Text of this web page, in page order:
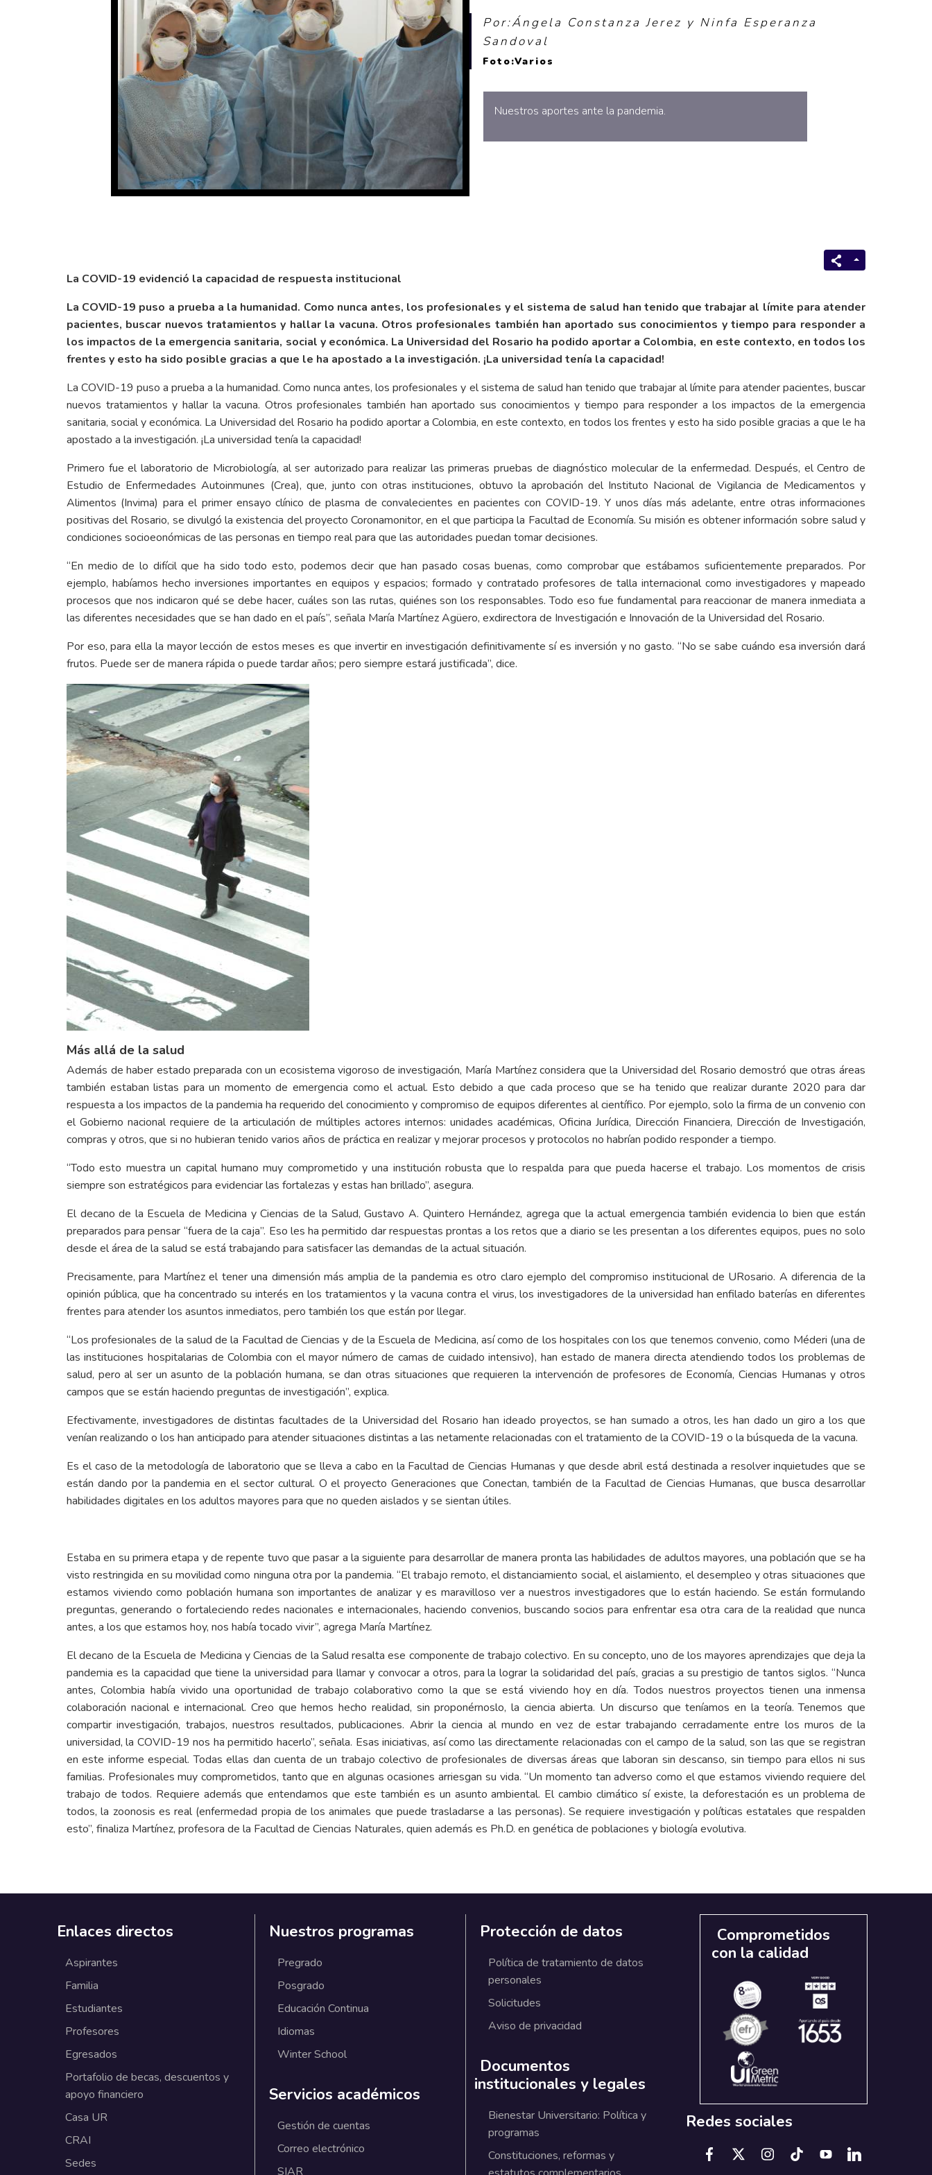
Por:Ángela Constanza Jerez y Ninfa Esperanza
Sandoval
Foto:Varios
Nuestros aportes ante la pandemia.
La COVID-19 evidenció la capacidad de respuesta institucional
La COVID-19 puso a prueba a la humanidad. Como nunca antes, los profesionales y el sistema de salud han tenido que trabajar al límite para atender
pacientes, buscar nuevos tratamientos y hallar la vacuna. Otros profesionales también han aportado sus conocimientos y tiempo para responder a
los impactos de la emergencia sanitaria, social y económica. La Universidad del Rosario ha podido aportar a Colombia, en este contexto, en todos los
frentes y esto ha sido posible gracias a que le ha apostado a la investigación. ¡La universidad tenía la capacidad!
La COVID-19 puso a prueba a la humanidad. Como nunca antes, los profesionales y el sistema de salud han tenido que trabajar al límite para atender pacientes, buscar
nuevos tratamientos y hallar la vacuna. Otros profesionales también han aportado sus conocimientos y tiempo para responder a los impactos de la emergencia
sanitaria, social y económica. La Universidad del Rosario ha podido aportar a Colombia, en este contexto, en todos los frentes y esto ha sido posible gracias a que le ha
apostado a la investigación. ¡La universidad tenía la capacidad!
Primero fue el laboratorio de Microbiología, al ser autorizado para realizar las primeras pruebas de diagnóstico molecular de la enfermedad. Después, el Centro de
Estudio de Enfermedades Autoinmunes (Crea), que, junto con otras instituciones, obtuvo la aprobación del Instituto Nacional de Vigilancia de Medicamentos y
Alimentos (Invima) para el primer ensayo clínico de plasma de convalecientes en pacientes con COVID-19. Y unos días más adelante, entre otras informaciones
positivas del Rosario, se divulgó la existencia del proyecto Coronamonitor, en el que participa la Facultad de Economía. Su misión es obtener información sobre salud y
condiciones socioeonómicas de las personas en tiempo real para que las autoridades puedan tomar decisiones.
“En medio de lo difícil que ha sido todo esto, podemos decir que han pasado cosas buenas, como comprobar que estábamos suficientemente preparados. Por
ejemplo, habíamos hecho inversiones importantes en equipos y espacios; formado y contratado profesores de talla internacional como investigadores y mapeado
procesos que nos indicaron qué se debe hacer, cuáles son las rutas, quiénes son los responsables. Todo eso fue fundamental para reaccionar de manera inmediata a
las diferentes necesidades que se han dado en el país”, señala María Martínez Agüero, exdirectora de Investigación e Innovación de la Universidad del Rosario.
Por eso, para ella la mayor lección de estos meses es que invertir en investigación definitivamente sí es inversión y no gasto. “No se sabe cuándo esa inversión dará
frutos. Puede ser de manera rápida o puede tardar años; pero siempre estará justificada”, dice.
Más allá de la salud
Además de haber estado preparada con un ecosistema vigoroso de investigación, María Martínez considera que la Universidad del Rosario demostró que otras áreas
también estaban listas para un momento de emergencia como el actual. Esto debido a que cada proceso que se ha tenido que realizar durante 2020 para dar
respuesta a los impactos de la pandemia ha requerido del conocimiento y compromiso de equipos diferentes al científico. Por ejemplo, solo la firma de un convenio con
el Gobierno nacional requiere de la articulación de múltiples actores internos: unidades académicas, Oficina Jurídica, Dirección Financiera, Dirección de Investigación,
compras y otros, que si no hubieran tenido varios años de práctica en realizar y mejorar procesos y protocolos no habrían podido responder a tiempo.
“Todo esto muestra un capital humano muy comprometido y una institución robusta que lo respalda para que pueda hacerse el trabajo. Los momentos de crisis
siempre son estratégicos para evidenciar las fortalezas y estas han brillado”, asegura.
El decano de la Escuela de Medicina y Ciencias de la Salud, Gustavo A. Quintero Hernández, agrega que la actual emergencia también evidencia lo bien que están
preparados para pensar “fuera de la caja”. Eso les ha permitido dar respuestas prontas a los retos que a diario se les presentan a los diferentes equipos, pues no solo
desde el área de la salud se está trabajando para satisfacer las demandas de la actual situación.
Precisamente, para Martínez el tener una dimensión más amplia de la pandemia es otro claro ejemplo del compromiso institucional de URosario. A diferencia de la
opinión pública, que ha concentrado su interés en los tratamientos y la vacuna contra el virus, los investigadores de la universidad han enfilado baterías en diferentes
frentes para atender los asuntos inmediatos, pero también los que están por llegar.
“Los profesionales de la salud de la Facultad de Ciencias y de la Escuela de Medicina, así como de los hospitales con los que tenemos convenio, como Méderi (una de
las instituciones hospitalarias de Colombia con el mayor número de camas de cuidado intensivo), han estado de manera directa atendiendo todos los problemas de
salud, pero al ser un asunto de la población humana, se dan otras situaciones que requieren la intervención de profesores de Economía, Ciencias Humanas y otros
campos que se están haciendo preguntas de investigación”, explica.
Efectivamente, investigadores de distintas facultades de la Universidad del Rosario han ideado proyectos, se han sumado a otros, les han dado un giro a los que
venían realizando o los han anticipado para atender situaciones distintas a las netamente relacionadas con el tratamiento de la COVID-19 o la búsqueda de la vacuna.
Es el caso de la metodología de laboratorio que se lleva a cabo en la Facultad de Ciencias Humanas y que desde abril está destinada a resolver inquietudes que se
están dando por la pandemia en el sector cultural. O el proyecto Generaciones que Conectan, también de la Facultad de Ciencias Humanas, que busca desarrollar
habilidades digitales en los adultos mayores para que no queden aislados y se sientan útiles.
Estaba en su primera etapa y de repente tuvo que pasar a la siguiente para desarrollar de manera pronta las habilidades de adultos mayores, una población que se ha
visto restringida en su movilidad como ninguna otra por la pandemia. “El trabajo remoto, el distanciamiento social, el aislamiento, el desempleo y otras situaciones que
estamos viviendo como población humana son importantes de analizar y es maravilloso ver a nuestros investigadores que lo están haciendo. Se están formulando
preguntas, generando o fortaleciendo redes nacionales e internacionales, haciendo convenios, buscando socios para enfrentar esa otra cara de la realidad que nunca
antes, a los que estamos hoy, nos había tocado vivir”, agrega María Martínez.
El decano de la Escuela de Medicina y Ciencias de la Salud resalta ese componente de trabajo colectivo. En su concepto, uno de los mayores aprendizajes que deja la
pandemia es la capacidad que tiene la universidad para llamar y convocar a otros, para la lograr la solidaridad del país, gracias a su prestigio de tantos siglos. “Nunca
antes, Colombia había vivido una oportunidad de trabajo colaborativo como la que se está viviendo hoy en día. Todos nuestros proyectos tienen una inmensa
colaboración nacional e internacional. Creo que hemos hecho realidad, sin proponérnoslo, la ciencia abierta. Un discurso que teníamos en la teoría. Tenemos que
compartir investigación, trabajos, nuestros resultados, publicaciones. Abrir la ciencia al mundo en vez de estar trabajando cerradamente entre los muros de la
universidad, la COVID-19 nos ha permitido hacerlo”, señala. Esas iniciativas, así como las directamente relacionadas con el campo de la salud, son las que se registran
en este informe especial. Todas ellas dan cuenta de un trabajo colectivo de profesionales de diversas áreas que laboran sin descanso, sin tiempo para ellos ni sus
familias. Profesionales muy comprometidos, tanto que en algunas ocasiones arriesgan su vida. “Un momento tan adverso como el que estamos viviendo requiere del
trabajo de todos. Requiere además que entendamos que este también es un asunto ambiental. El cambio climático sí existe, la deforestación es un problema de
todos, la zoonosis es real (enfermedad propia de los animales que puede trasladarse a las personas). Se requiere investigación y políticas estatales que respalden
esto”, finaliza Martínez, profesora de la Facultad de Ciencias Naturales, quien además es Ph.D. en genética de poblaciones y biología evolutiva.
Enlaces directos
Aspirantes
Familia
Estudiantes
Profesores
Egresados
Portafolio de becas, descuentos y
apoyo financiero
Casa UR
CRAI
Sedes
Nuestros programas
Pregrado
Posgrado
Educación Continua
Idiomas
Winter School
Servicios académicos
Gestión de cuentas
Correo electrónico
SIAR
Protección de datos
Política de tratamiento de datos
personales
Solicitudes
Aviso de privacidad
Documentos
institucionales y legales
Bienestar Universitario: Política y
programas
Constituciones, reformas y
Comprometidos
con la calidad
Redes sociales